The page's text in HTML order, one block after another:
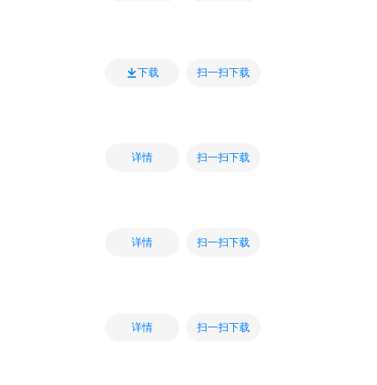
下载 扫一扫下载
详情 扫一扫下载
详情 扫一扫下载
详情 扫一扫下载